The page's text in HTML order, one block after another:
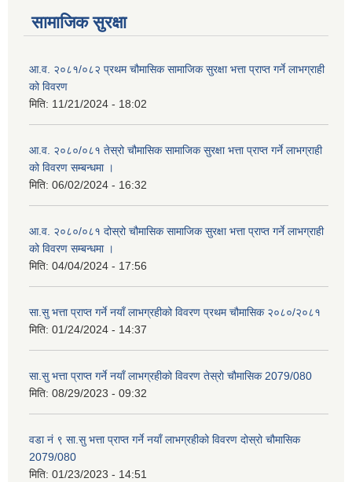
सामाजिक सुरक्षा
आ.व. २०८१/०८२ प्रथम चौमासिक सामाजिक सुरक्षा भत्ता प्राप्त गर्ने लाभग्राही
को विवरण
मिति: 11/21/2024 - 18:02
आ.व. २०८०/०८१ तेस्रो चौमासिक सामाजिक सुरक्षा भत्ता प्राप्त गर्ने लाभग्राही
को विवरण सम्बन्धमा ।
मिति: 06/02/2024 - 16:32
आ.व. २०८०/०८१ दोस्रो चौमासिक सामाजिक सुरक्षा भत्ता प्राप्त गर्ने लाभग्राही
को विवरण सम्बन्धमा ।
मिति: 04/04/2024 - 17:56
सा.सु भत्ता प्राप्त गर्ने नयाँ लाभग्रहीको विवरण प्रथम चौमासिक २०८०/२०८१
मिति: 01/24/2024 - 14:37
सा.सु भत्ता प्राप्त गर्ने नयाँ लाभग्रहीको विवरण तेस्रो चौमासिक 2079/080
मिति: 08/29/2023 - 09:32
वडा नं ९ सा.सु भत्ता प्राप्त गर्ने नयाँ लाभग्रहीको विवरण दोस्रो चौमासिक
2079/080
मिति: 01/23/2023 - 14:51